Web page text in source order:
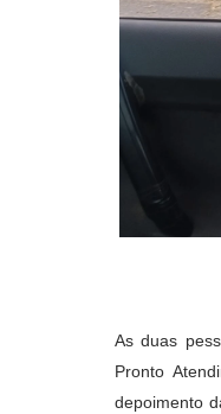
As duas
Pronto
depoimento